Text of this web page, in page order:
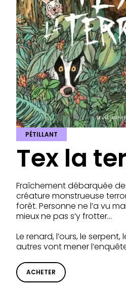
PÉTILLANT
Tex la
Fraîchement débarquée
créature monstrueuse
forêt. Personne ne l’a vu
mieux ne pas s’y frotter…
Le renard, l’ours, le
autres vont mener
ACHETER